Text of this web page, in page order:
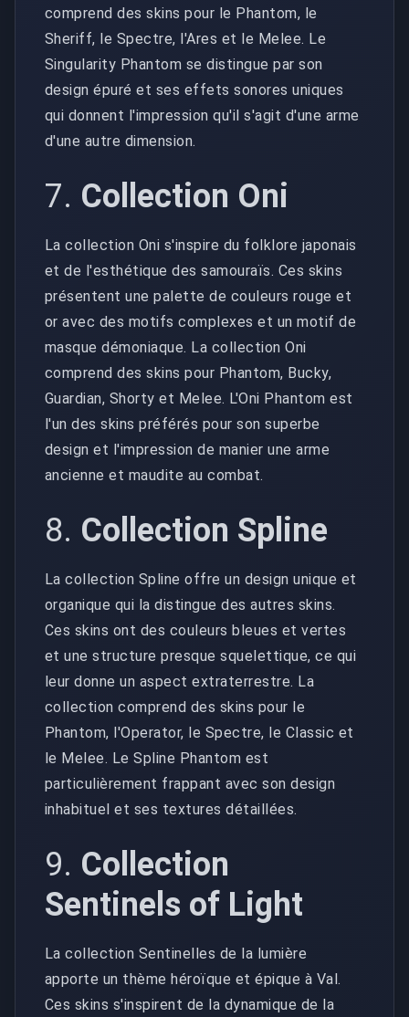
comprend des skins pour le Phantom, le
Sheriff, le Spectre, l'Ares et le Melee. Le
Singularity Phantom se distingue par son
design épuré et ses effets sonores uniques
qui donnent l'impression qu'il s'agit d'une arme
d'une autre dimension.
7. Collection Oni
La collection Oni s'inspire du folklore japonais
et de l'esthétique des samouraïs. Ces skins
présentent une palette de couleurs rouge et
or avec des motifs complexes et un motif de
masque démoniaque. La collection Oni
comprend des skins pour Phantom, Bucky,
Guardian, Shorty et Melee. L'Oni Phantom est
l'un des skins préférés pour son superbe
design et l'impression de manier une arme
ancienne et maudite au combat.
8. Collection Spline
La collection Spline offre un design unique et
organique qui la distingue des autres skins.
Ces skins ont des couleurs bleues et vertes
et une structure presque squelettique, ce qui
leur donne un aspect extraterrestre. La
collection comprend des skins pour le
Phantom, l'Operator, le Spectre, le Classic et
le Melee. Le Spline Phantom est
particulièrement frappant avec son design
inhabituel et ses textures détaillées.
9. Collection
Sentinels of Light
La collection Sentinelles de la lumière
apporte un thème héroïque et épique à Val.
Ces skins s'inspirent de la dynamique de la